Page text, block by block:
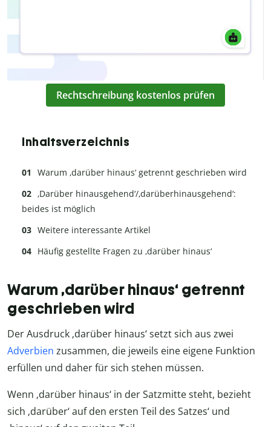
Rechtschreibung kostenlos prüfen
Inhaltsverzeichnis
Warum ‚darüber hinaus‘ getrennt geschrieben wird
‚Darüber hinausgehend‘/‚darüberhinausgehend‘:
beides ist möglich
Weitere interessante Artikel
Häufig gestellte Fragen zu ‚darüber hinaus‘
Warum ‚darüber hinaus‘ getrennt
geschrieben wird
Der Ausdruck ‚darüber hinaus‘ setzt sich aus zwei
Adverbien zusammen, die jeweils eine eigene Funktion
erfüllen und daher für sich stehen müssen.
Wenn ‚darüber hinaus‘ in der Satzmitte steht, bezieht
sich ‚darüber‘ auf den ersten Teil des Satzes‘ und